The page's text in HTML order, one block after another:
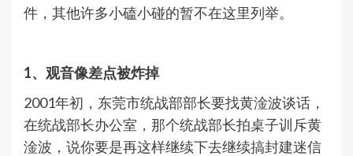
件，其他许多小磕小碰的暂不在这里列举。
1、观音像差点被炸掉
2001年初，东莞市统战部部长要找黄淦波谈话，
在统战部长办公室，那个统战部长拍桌子训斥黄
淦波，说你要是再这样继续下去继续搞封建迷信